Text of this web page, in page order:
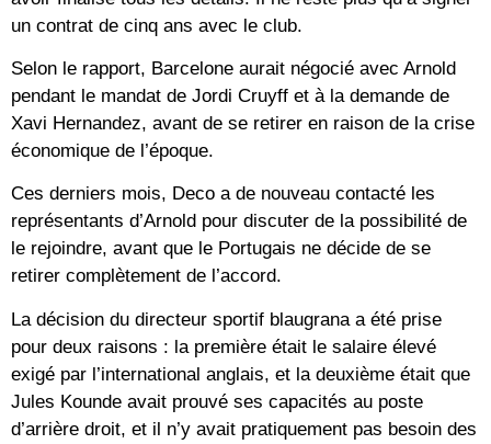
un contrat de cinq ans avec le club.
Selon le rapport, Barcelone aurait négocié avec Arnold
pendant le mandat de Jordi Cruyff et à la demande de
Xavi Hernandez, avant de se retirer en raison de la crise
économique de l’époque.
Ces derniers mois, Deco a de nouveau contacté les
représentants d’Arnold pour discuter de la possibilité de
le rejoindre, avant que le Portugais ne décide de se
retirer complètement de l’accord.
La décision du directeur sportif blaugrana a été prise
pour deux raisons : la première était le salaire élevé
exigé par l’international anglais, et la deuxième était que
Jules Kounde avait prouvé ses capacités au poste
d’arrière droit, et il n’y avait pratiquement pas besoin des